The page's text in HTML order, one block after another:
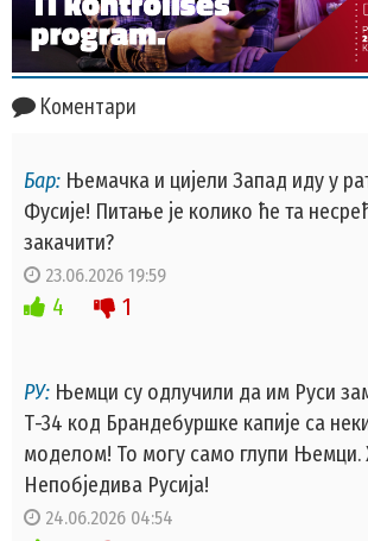
Коментари
Бар: Њемачка и цијели Запад иду у
Фусије! Питање је колико ће та
закачити?
23.06.2026 19:59
4 1
РУ: Њемци су одлучили да им Руси
Т-34 код Брандебуршке капије са
моделом! То могу само глупи Њемци.
Непобједива Русија!
24.06.2026 04:54